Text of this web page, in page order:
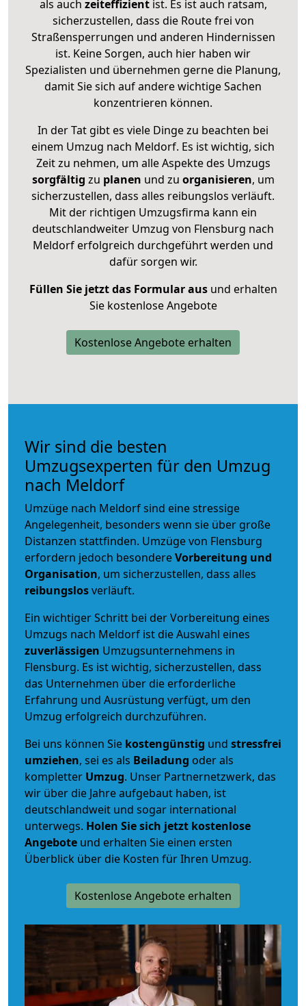
als auch zeiteffizientist. Es ist auch ratsam,
sicherzustellen, dass die Route frei von
Straßensperrungen und anderen Hindernissen
ist. Keine Sorgen, auch hier haben wir
Spezialisten und übernehmen gerne die Planung,
damit Sie sich auf andere wichtige Sachen
konzentrieren können.
In der Tat gibt es viele Dinge zu beachten bei
einem Umzug nach Meldorf. Es ist wichtig, sich
Zeit zu nehmen, um alle Aspekte des Umzugs
sorgfältig zu planen und zu organisieren, um
sicherzustellen, dass alles reibungslos verläuft.
Mit der richtigen Umzugsfirma kann ein
deutschlandweiter Umzug von Flensburg nach
Meldorf erfolgreich durchgeführt werden und
dafür sorgen wir.
Füllen Sie jetzt das Formular ausund erhalten
Sie kostenlose Angebote
Kostenlose Angebote erhalten
Wir sind die besten
Umzugsexperten für den Umzug
nach Meldorf
Umzüge nach Meldorf sind eine stressige
Angelegenheit, besonders wenn sie über große
Distanzen stattfinden. Umzüge von Flensburg
erfordern jedoch besondereVorbereitung und
Organisation, um sicherzustellen, dass alles
reibungslosverläuft.
Ein wichtiger Schritt bei der Vorbereitung eines
Umzugs nach Meldorf ist die Auswahl eines
zuverlässigen Umzugsunternehmens in
Flensburg. Es ist wichtig, sicherzustellen, dass
das Unternehmen über die erforderliche
Erfahrung und Ausrüstung verfügt, um den
Umzug erfolgreich durchzuführen.
Bei uns können Sie kostengünstig und stressfrei
umziehen, sei es als Beiladung oder als
kompletter Umzug. Unser Partnernetzwerk, das
wir über die Jahre aufgebaut haben, ist
deutschlandweit und sogar international
unterwegs. Holen Sie sich jetzt kostenlose
Angebote und erhalten Sie einen ersten
Überblick über die Kosten für Ihren Umzug.
Kostenlose Angebote erhalten